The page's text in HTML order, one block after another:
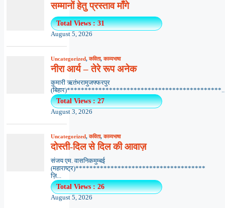
सम्मानों हेतु प्रस्ताव माँगे
Total Views : 31
August 5, 2026
Uncategorized,कविता,काव्यभाषा
नीरा आर्य – तेरे रूप अनेक
कुमारी ऋतंभरामुजफ्फरपुर
Total Views : 27
August 3, 2026
Uncategorized,कविता,काव्यभाषा
दोस्ती-दिल से दिल की आवाज़
संजय एम. वासनिकमुम्बई
(महाराष्ट्र)*************************************
ज़ि...
Total Views : 26
August 5, 2026